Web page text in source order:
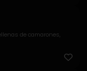
de camarones,